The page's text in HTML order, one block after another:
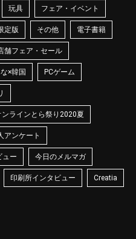
玩具 フェア・イベント
定版 その他 電子書籍
舗フェア・セール
×韓国 PCゲーム
ンラインとら祭り2020夏
アンケート
ュー 今日のメルマガ
印刷所インタビュー Creatia